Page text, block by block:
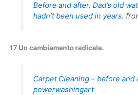
Before and after. Dad’s old
hadn’t been used in years.
17 Un cambiamento radicale.
Carpet Cleaning – before and
powerwashingart